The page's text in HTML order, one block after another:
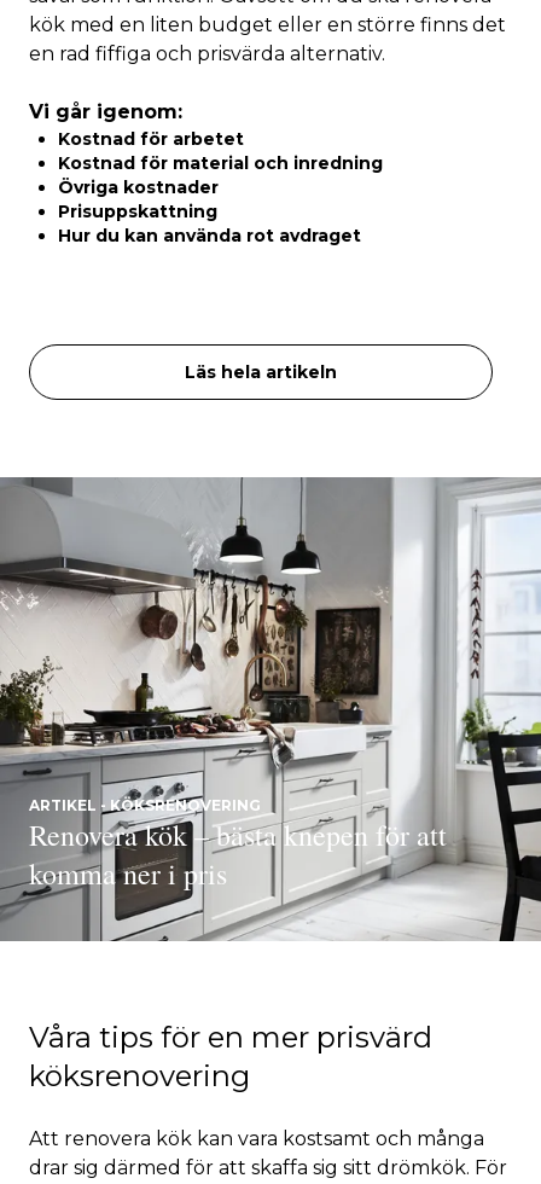
kök med en liten budget eller en större finns det
en rad fiffiga och prisvärda alternativ.
Vi går igenom:
Kostnad för arbetet
Kostnad för material och inredning
Övriga kostnader
Prisuppskattning
Hur du kan använda rot avdraget
Läs hela artikeln
Våra tips för en mer prisvärd
köksrenovering
Att renovera kök kan vara kostsamt och många
drar sig därmed för att skaffa sig sitt drömkök. För
ARTIKEL - KÖKSRENOVERING
Renovera kök – bästa knepen för att
komma ner i pris